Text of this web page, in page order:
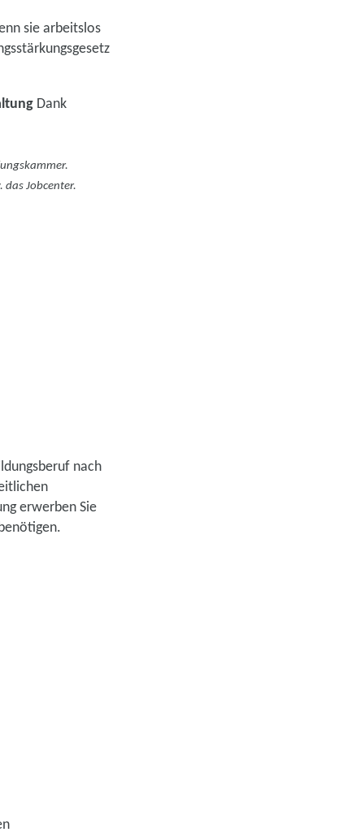
sie arbeitslos
Dank
das Jobcenter.
nach
erwerben Sie